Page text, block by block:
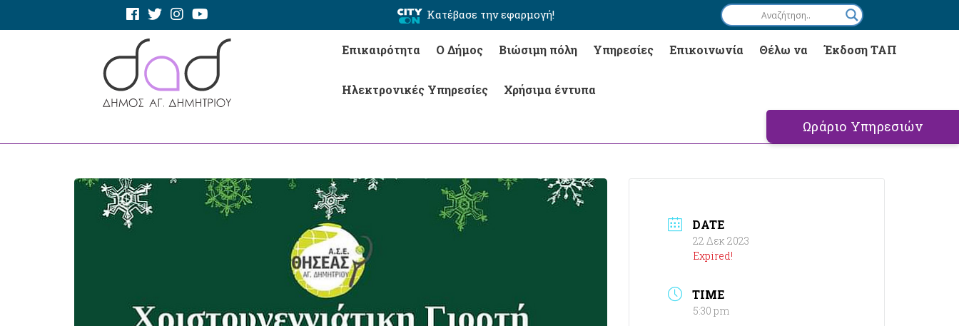
Κατέβασε την εφαρμογή!
Επικαιρότητα Ο Δήμος Βιώσιμη πόλη Υπηρεσίες Επικοινωνία Θέλω να Έκδοση ΤΑΠ
Ηλεκτρονικές Υπηρεσίες Χρήσιμα έντυπα
Ωράριο Υπηρεσιών
DATE
22 Δεκ 2023
Expired!
TIME
5:30 pm